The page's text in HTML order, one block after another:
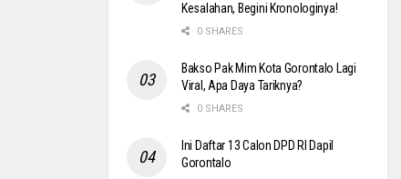
Kesalahan, Begini Kronologinya!
0 SHARES
Bakso Pak Mim Kota Gorontalo Lagi
Viral, Apa Daya Tariknya?
0 SHARES
Ini Daftar 13 Calon DPD RI Dapil
Gorontalo